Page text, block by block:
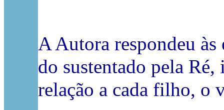
A Autora respondeu
do sustentado pela
relação a cada filho, o